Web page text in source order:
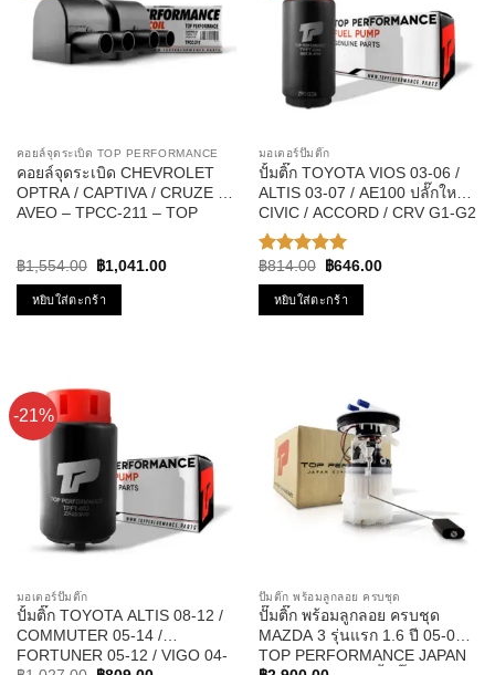
คอยล์จุดระเบิด TOP PERFORMANCE
คอยล์จุดระเบิด CHEVROLET
OPTRA / CAPTIVA / CRUZE /
AVEO – TPCC-211 – TOP
฿1,554.00
Original
price
was:
฿1,554.00.
฿1,041.00Current
หยิบใส่ตะกร้า
มอเตอร์ปั๊มติ๊ก
ปั้มติ๊ก TOYOTA VIOS 03-06 /
ALTIS 03-07 / AE100 ปลั๊กใหญ่ /
CIVIC / ACCORD / CRV G1-G2
รหัส TPFT-004 – TOP
PERFPRMANCE JAPAN
ให้คะแนน
5.00ตั้งแต่
1-5
คะแนน
฿814.00
Original
was:
฿814.00.
฿646.00Current
หยิบใส่ตะกร้า
-21%
มอเตอร์ปั๊มติ๊ก
ปั้มติ๊ก TOYOTA ALTIS 08-12 /
COMMUTER 05-14 /
FORTUNER 05-12 / VIGO 04-
ปั๊มติ๊ก พร้อมลูกลอย ครบชุด
ปั๊มติ๊ก พร้อมลูกลอย ครบชุด
MAZDA 3 รุ่นแรก 1.6 ปี 05-09 –
TOP PERFORMANCE JAPAN